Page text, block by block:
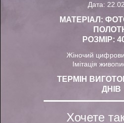
Дата:
МАТЕРІАЛ:
РОЗМІР:
Жіночий
Імітація
ТЕРМІН
ДНІВ
Хочете